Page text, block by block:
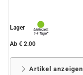
Lager
Ab € 2.00
Artikel anzeigen